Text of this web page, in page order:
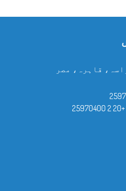
قاہرہ، مصر
+20 2 25970400